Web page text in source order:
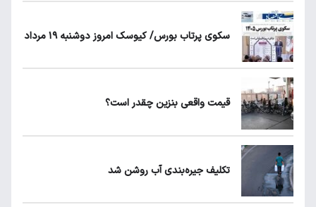
مرغ گران می‌شود
سکوی پرتاب بورس/ کیوسک امروز دوشنبه ۱۹ مرداد
قیمت واقعی بنزین چقدر است؟
تکلیف جیره‌بندی آب روشن شد